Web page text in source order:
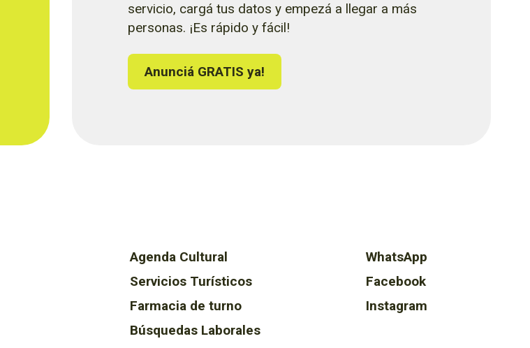
servicio, cargá tus datos y empezá a llegar a más
personas. ¡Es rápido y fácil!
Anunciá GRATIS ya!
Agenda Cultural
Servicios Turísticos
Farmacia de turno
Búsquedas Laborales
WhatsApp
Facebook
Instagram